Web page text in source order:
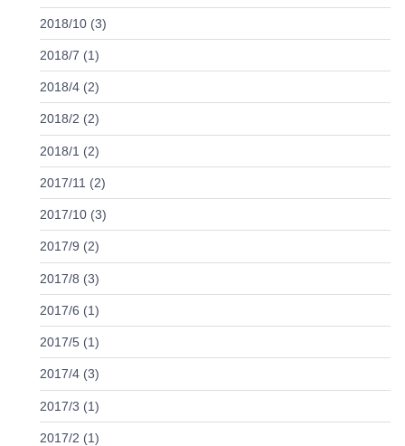
2018/10 (3)
2018/7 (1)
2018/4 (2)
2018/2 (2)
2018/1 (2)
2017/11 (2)
2017/10 (3)
2017/9 (2)
2017/8 (3)
2017/6 (1)
2017/5 (1)
2017/4 (3)
2017/3 (1)
2017/2 (1)